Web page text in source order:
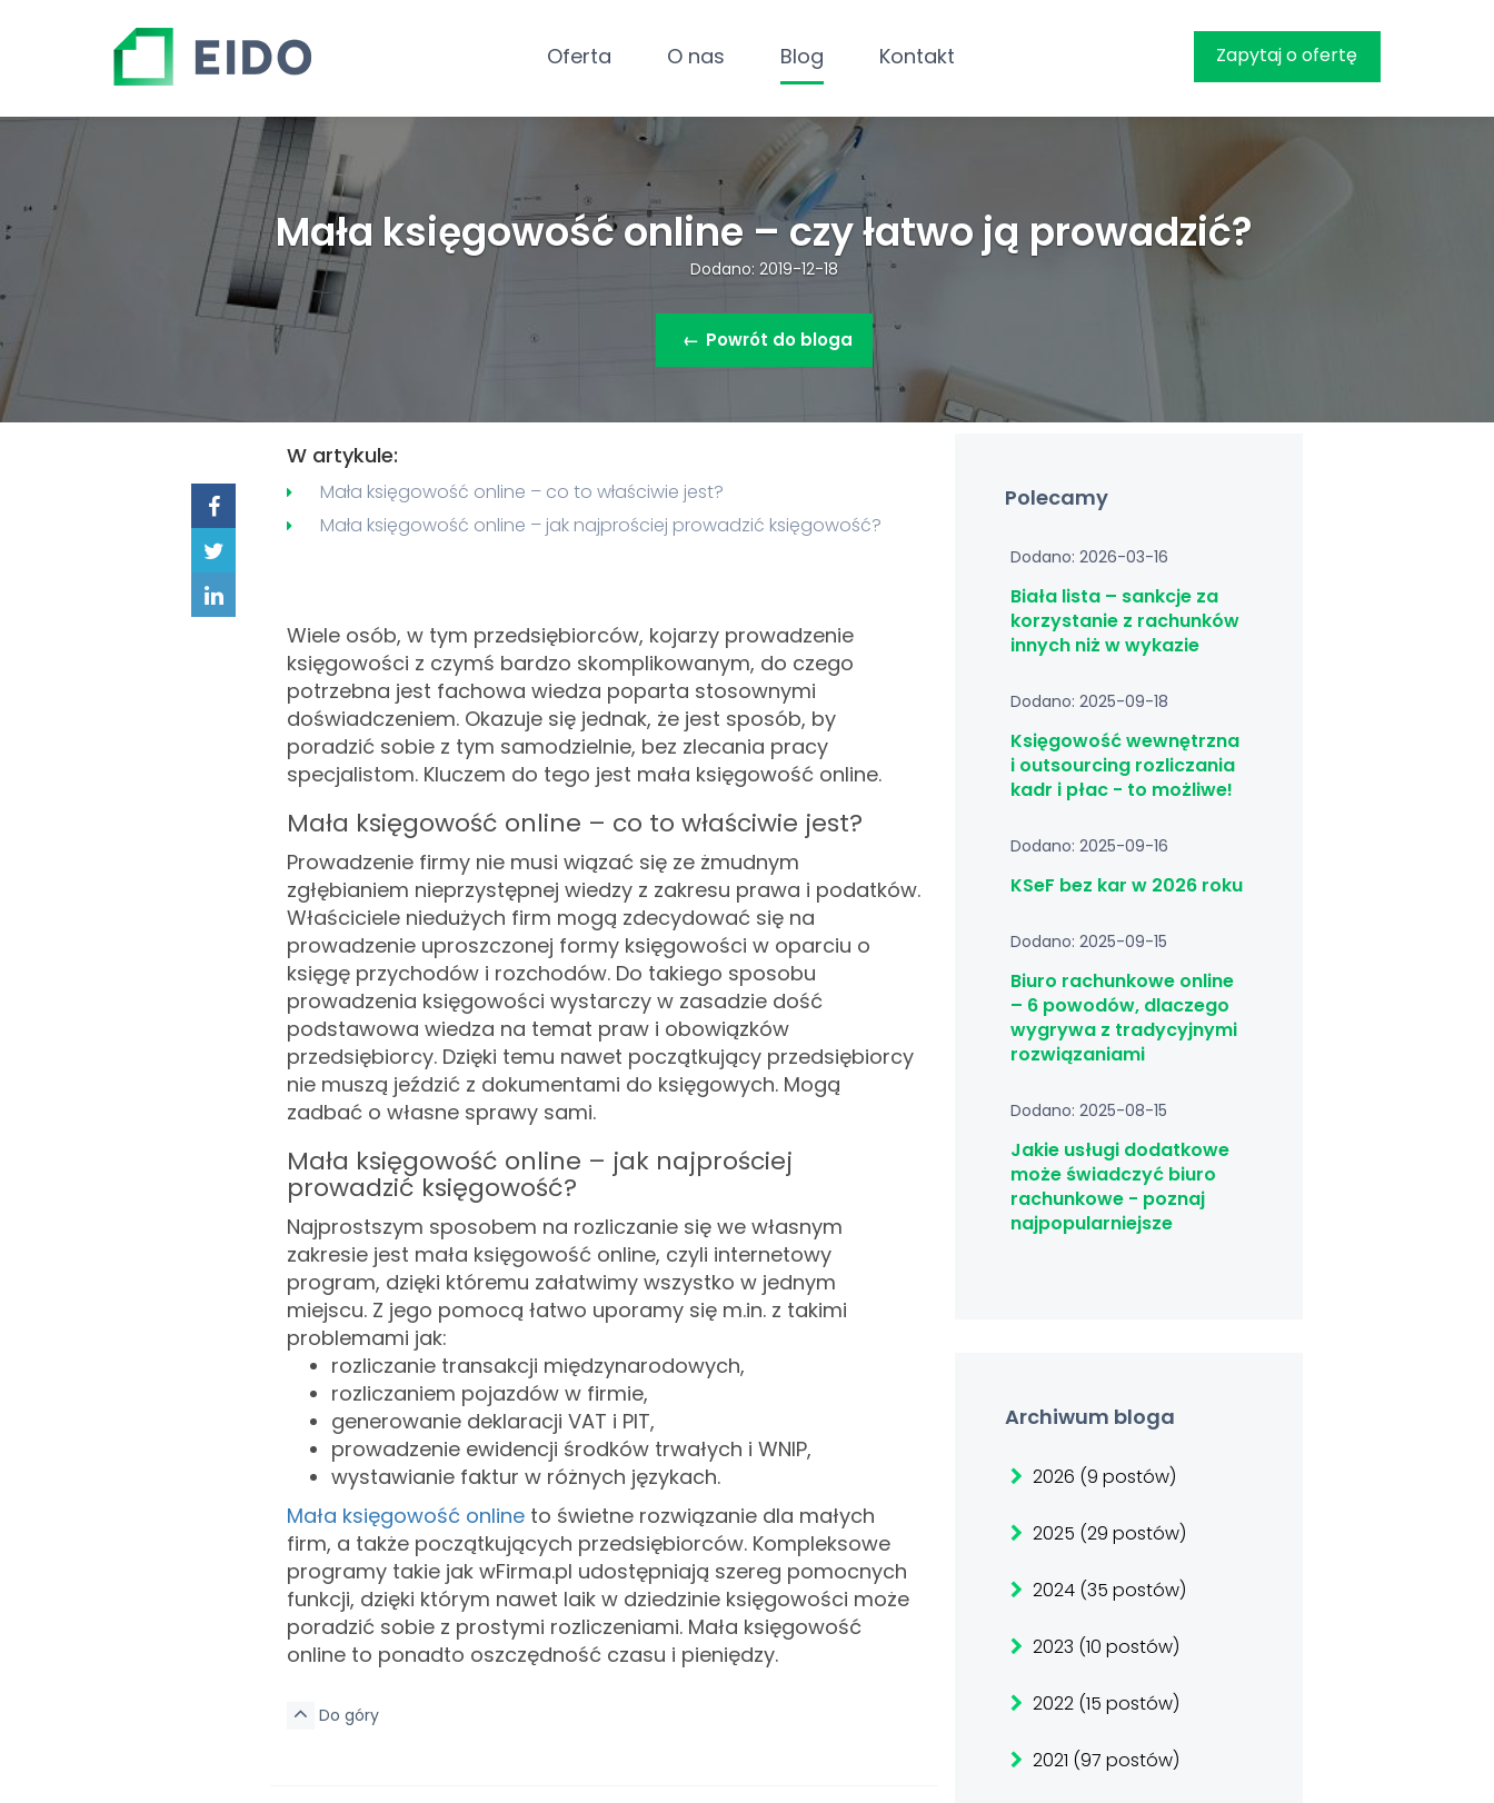
Zapytaj o ofertę
Oferta O nas Blog Kontakt
Mała księgowość online – czy łatwo ją prowadzić?
Dodano: 2019-12-18
← Powrót do bloga
W artykule:
Mała księgowość online – co to właściwie jest?
Mała księgowość online – jak najprościej prowadzić księgowość?
Wiele osób, w tym przedsiębiorców, kojarzy prowadzenie
księgowości z czymś bardzo skomplikowanym, do czego
potrzebna jest fachowa wiedza poparta stosownymi
doświadczeniem. Okazuje się jednak, że jest sposób, by
poradzić sobie z tym samodzielnie, bez zlecania pracy
specjalistom. Kluczem do tego jest mała księgowość online.
Mała księgowość online – co to właściwie jest?
Prowadzenie firmy nie musi wiązać się ze żmudnym
zgłębianiem nieprzystępnej wiedzy z zakresu prawa i podatków.
Właściciele niedużych firm mogą zdecydować się na
prowadzenie uproszczonej formy księgowości w oparciu o
księgę przychodów i rozchodów. Do takiego sposobu
prowadzenia księgowości wystarczy w zasadzie dość
podstawowa wiedza na temat praw i obowiązków
przedsiębiorcy. Dzięki temu nawet początkujący przedsiębiorcy
nie muszą jeździć z dokumentami do księgowych. Mogą
zadbać o własne sprawy sami.
Mała księgowość online – jak najprościej
prowadzić księgowość?
Najprostszym sposobem na rozliczanie się we własnym
zakresie jest mała księgowość online, czyli internetowy
program, dzięki któremu załatwimy wszystko w jednym
miejscu. Z jego pomocą łatwo uporamy się m.in. z takimi
problemami jak:
rozliczanie transakcji międzynarodowych,
rozliczaniem pojazdów w firmie,
generowanie deklaracji VAT i PIT,
prowadzenie ewidencji środków trwałych i WNIP,
wystawianie faktur w różnych językach.
Mała księgowość onlineto świetne rozwiązanie dla małych
firm, a także początkujących przedsiębiorców. Kompleksowe
programy takie jak wFirma.pl udostępniają szereg pomocnych
funkcji, dzięki którym nawet laik w dziedzinie księgowości może
poradzić sobie z prostymi rozliczeniami. Mała księgowość
online to ponadto oszczędność czasu i pieniędzy.
Do góry
Polecamy
Dodano: 2026-03-16
Biała lista – sankcje za
korzystanie z rachunków
innych niż w wykazie
Dodano: 2025-09-18
Księgowość wewnętrzna
i outsourcing rozliczania
kadr i płac - to możliwe!
Dodano: 2025-09-16
KSeF bez kar w 2026 roku
Dodano: 2025-09-15
Biuro rachunkowe online
– 6 powodów, dlaczego
wygrywa z tradycyjnymi
rozwiązaniami
Dodano: 2025-08-15
Jakie usługi dodatkowe
może świadczyć biuro
rachunkowe - poznaj
najpopularniejsze
Archiwum bloga
2026 (9 postów)
2025 (29 postów)
2024 (35 postów)
2023 (10 postów)
2022 (15 postów)
2021 (97 postów)